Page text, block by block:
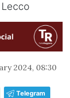
2024, 08:30
Telegram